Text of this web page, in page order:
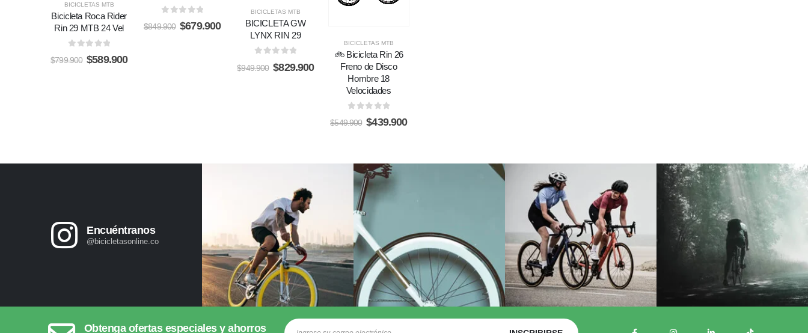
BICICLETAS MTB
Bicicleta Roca Rider
Rin 29 MTB 24 Vel
out of 5
$799.900 $589.900
out of 5
$849.900 $679.900
BICICLETAS MTB
BICICLETA GW
LYNX RIN 29
$949.900 $829.900
BICICLETAS MTB
🚲 Bicicleta Rin 26
Freno de Disco
Hombre 18
Velocidades
out of 5
$549.900 $439.900
Encuéntranos
@bicicletasonline.co
Obtenga ofertas especiales y ahorros